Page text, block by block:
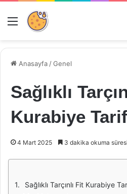
Menü
Anasayfa /Genel
Sağlıklı
Kurabiye
4 Mart 2025 3 dakika okuma süresi
Sağlıklı Tarçınlı Fit Kurabiye